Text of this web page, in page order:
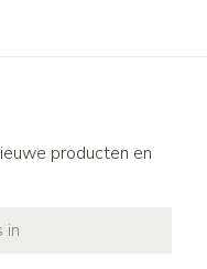
producten en